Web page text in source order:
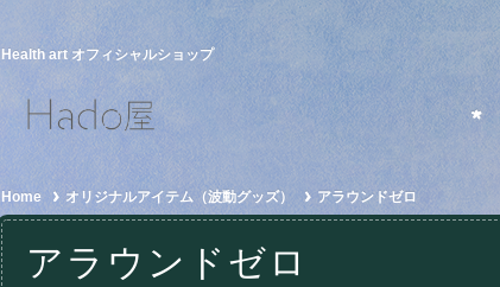
Health art オフィシャルショップ
Home オリジナルアイテム（波動グッズ） アラウンドゼロ
アラウンドゼロ